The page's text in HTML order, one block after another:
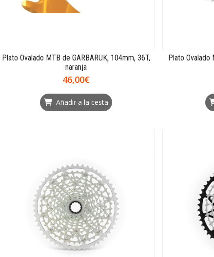
Plato Ovalado MTB de GARBARUK, 104mm, 36T,
naranja
46,00€
Añadir a la cesta
Plato Ovalado